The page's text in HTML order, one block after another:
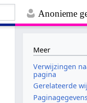
Anonieme
Meer
Verwijzingen
pagina
Gerelateerde